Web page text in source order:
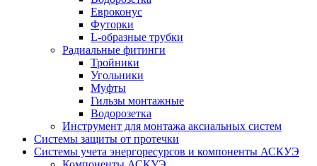
Евроконус
Футорки
L-образные трубки
Радиальные фитинги
Тройники
Угольники
Муфты
Гильзы монтажные
Водорозетка
Инструмент для монтажа аксиальных систем
Системы защиты от протечки
Системы учета энергоресурсов и компоненты АСКУЭ